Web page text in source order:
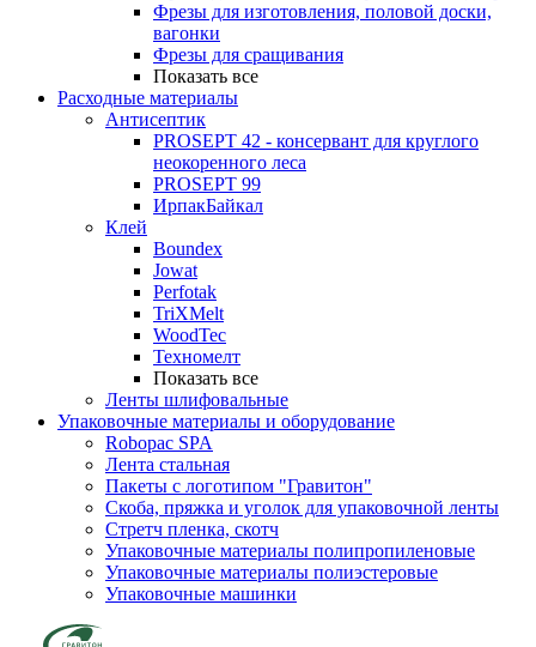
Фрезы для изготовления, половой доски,
вагонки
Фрезы для сращивания
Показать все
Расходные материалы
Антисептик
PROSEPT 42 - консервант для круглого
неокоренного леса
PROSEPT 99
ИрпакБайкал
Клей
Boundex
Jowat
Perfotak
TriXMelt
WoodTec
Техномелт
Показать все
Ленты шлифовальные
Упаковочные материалы и оборудование
Robopac SPA
Лента стальная
Пакеты с логотипом "Гравитон"
Скоба, пряжка и уголок для упаковочной ленты
Стретч пленка, скотч
Упаковочные материалы полипропиленовые
Упаковочные материалы полиэстеровые
Упаковочные машинки